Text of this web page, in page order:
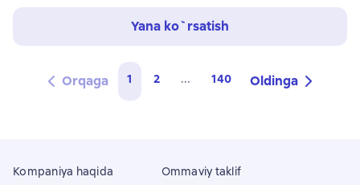
Yana ko`rsatish
Orqaga 1 2 ... 140 Oldinga
Kompaniya haqida Ommaviy taklif